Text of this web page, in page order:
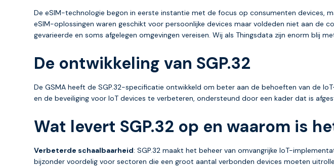
De eSIM-technologie begon in eerste instantie met de focus op consumenten devices,
eSIM-oplossingen waren geschikt voor persoonlijke devices maar voldeden niet aan de
gevarieerde en soms afgelegen omgevingen vereisen. Wij als Thingsdata zijn enorm blij
De ontwikkeling van SGP.32
De GSMA heeft de SGP.32-specificatie ontwikkeld om beter aan de behoeften van de
en de beveiliging voor IoT devices te verbeteren, ondersteund door een kader dat is
Wat levert SGP.32 op en waarom is
Verbeterde schaalbaarheid: SGP.32 maakt het beheer van omvangrijke IoT-
bijzonder voordelig voor sectoren die een groot aantal verbonden devices moeten